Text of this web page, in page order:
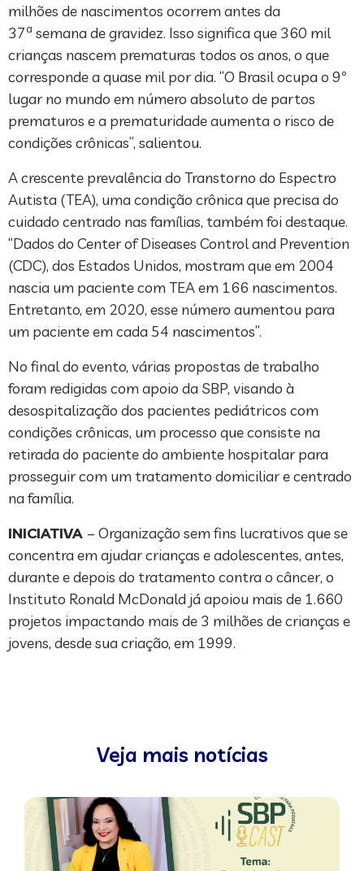
milhões de nascimentos ocorrem antes da
37a semana de gravidez. Isso significa que 360 mil
crianças nascem prematuras todos os anos, o que
corresponde a quase mil por dia. “O Brasil ocupa o 9º
lugar no mundo em número absoluto de partos
prematuros e a prematuridade aumenta o risco de
condições crônicas”, salientou.
A crescente prevalência do Transtorno do Espectro
Autista (TEA), uma condição crônica que precisa do
cuidado centrado nas famílias, também foi destaque.
“Dados do Center of Diseases Control and Prevention
(CDC), dos Estados Unidos, mostram que em 2004
nascia um paciente com TEA em 166 nascimentos.
Entretanto, em 2020, esse número aumentou para
um paciente em cada 54 nascimentos”.
No final do evento, várias propostas de trabalho
foram redigidas com apoio da SBP, visando à
desospitalização dos pacientes pediátricos com
condições crônicas, um processo que consiste na
retirada do paciente do ambiente hospitalar para
prosseguir com um tratamento domiciliar e centrado
na família.
INICIATIVA – Organização sem fins lucrativos que se
concentra em ajudar crianças e adolescentes, antes,
durante e depois do tratamento contra o câncer, o
Instituto Ronald McDonald já apoiou mais de 1.660
projetos impactando mais de 3 milhões de crianças e
jovens, desde sua criação, em 1999.
Veja mais notícias